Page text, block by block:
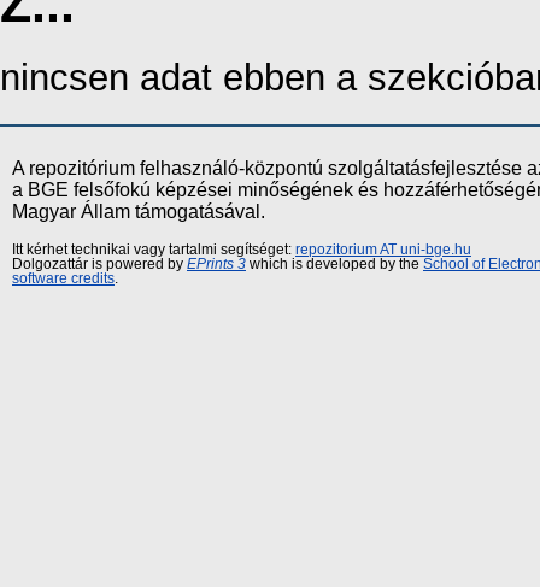
nincsen adat ebben a
A repozitórium felhasználó-központú szolgáltatásfejlesztése
a BGE felsőfokú képzései minőségének és
Magyar Állam támogatásával.
Itt kérhet technikai vagy tartalmi segítséget: repozitorium AT uni-bge.hu
Dolgozattár is powered by EPrints 3 which is developed by the School of
software credits